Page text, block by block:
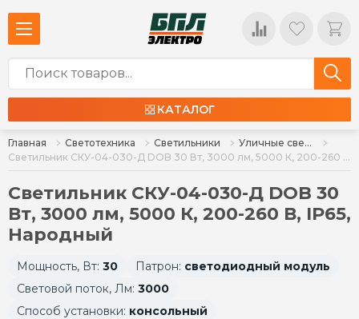
КАТАЛОГ
Главная Светотехника Светильники
Уличные светильники
Светильник СКУ-04-030-Д DOB 30 Вт, 3000 лм, 5000 К, 200-260 В, IP65, Народный
Светильник СКУ-04-030-Д DOB 30
Вт, 3000 лм, 5000 К, 200-260 В, IP65,
Народный
Мощность, Вт: 30 Патрон: светодиодный модуль
Световой поток, Лм: 3000
Способ установки: консольный